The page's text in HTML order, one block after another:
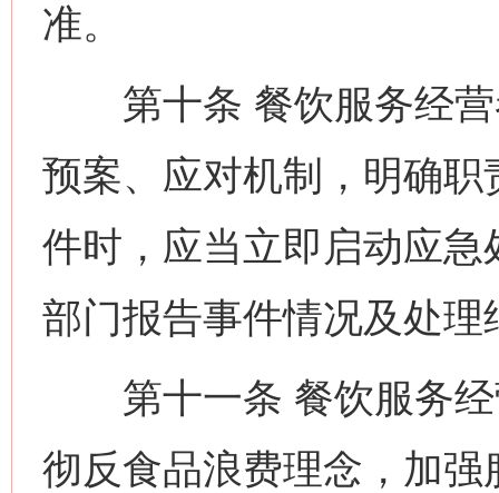
准。
第十条 餐饮服务经营
预案、应对机制，明确
件时，应当立即启动应
部门报告事件情况及处理
第十一条 餐饮服务经
彻反食品浪费理念，加